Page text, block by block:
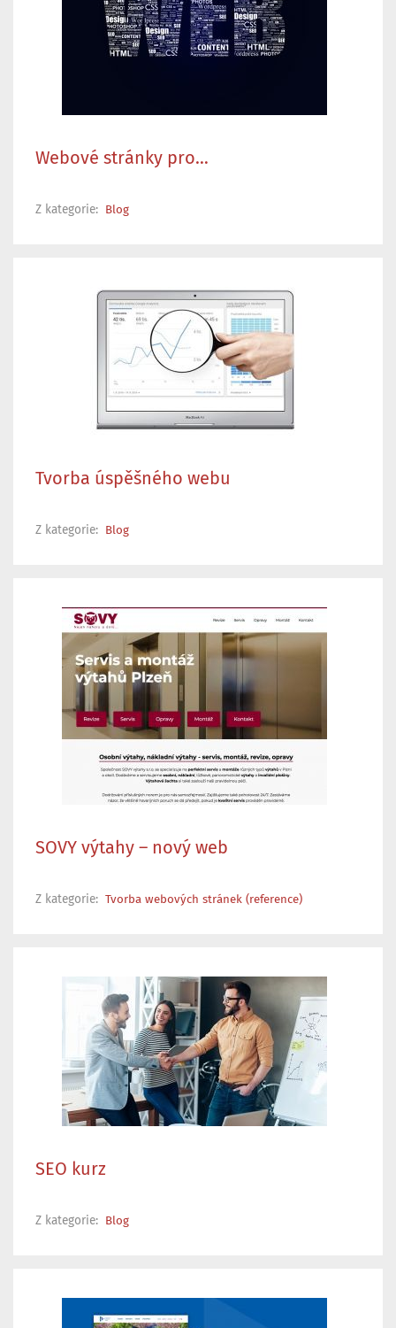
Webové stránky pro…
Z kategorie: Blog
Tvorba úspěšného webu
Z kategorie: Blog
SOVY výtahy – nový web
Z kategorie: Tvorba webových stránek (reference)
SEO kurz
Z kategorie: Blog